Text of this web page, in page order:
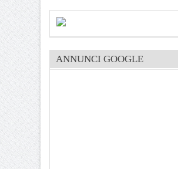
ANNUNCI GOOGLE